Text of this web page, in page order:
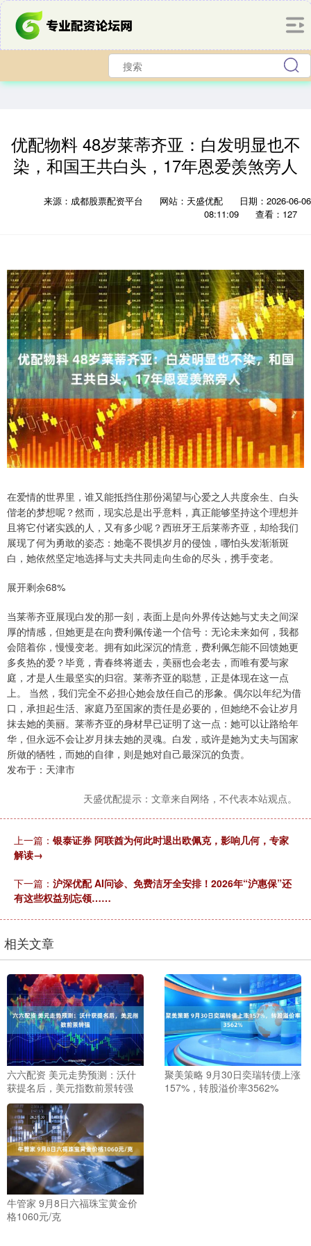
优配物料 48岁莱蒂齐亚：白发明显也不
染，和国王共白头，17年恩爱羡煞旁人
来源：成都股票配资平台 网站：天盛优配
日期：2026-06-06
08:11:09
查看：127
在爱情的世界里，谁又能抵挡住那份渴望与心爱之人共度余生、白头
偕老的梦想呢？然而，现实总是出乎意料，真正能够坚持这个理想并
且将它付诸实践的人，又有多少呢？西班牙王后莱蒂齐亚，却给我们
展现了何为勇敢的姿态：她毫不畏惧岁月的侵蚀，哪怕头发渐渐斑
白，她依然坚定地选择与丈夫共同走向生命的尽头，携手变老。
展开剩余68%
当莱蒂齐亚展现白发的那一刻，表面上是向外界传达她与丈夫之间深
厚的情感，但她更是在向费利佩传递一个信号：无论未来如何，我都
会陪着你，慢慢变老。拥有如此深沉的情意，费利佩怎能不回馈她更
多炙热的爱？毕竟，青春终将逝去，美丽也会老去，而唯有爱与家
庭，才是人生最坚实的归宿。莱蒂齐亚的聪慧，正是体现在这一点
上。 当然，我们完全不必担心她会放任自己的形象。偶尔以年纪为借
口，承担起生活、家庭乃至国家的责任是必要的，但她绝不会让岁月
抹去她的美丽。莱蒂齐亚的身材早已证明了这一点：她可以让路给年
华，但永远不会让岁月抹去她的灵魂。白发，或许是她为丈夫与国家
所做的牺牲，而她的自律，则是她对自己最深沉的负责。
发布于：天津市
天盛优配提示：文章来自网络，不代表本站观点。
上一篇： 银泰证券 阿联酋为何此时退出欧佩克，影响几何，专家
解读→
下一篇： 沪深优配 AI问诊、免费洁牙全安排！2026年“沪惠保”还
有这些权益别忘领……
相关文章
六六配资 美元走势预测：沃什
获提名后，美元指数前景转强
聚美策略 9月30日奕瑞转债上涨
157%，转股溢价率3562%
牛管家 9月8日六福珠宝黄金价
格1060元/克